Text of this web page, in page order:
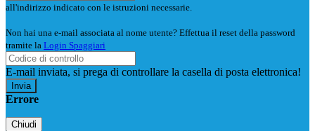
all'indirizzo indicato con le istruzioni necessarie.
Non hai una e-mail associata al nome utente? Effettua il reset della password
tramite la Login Spaggiari
E-mail inviata, si prega di controllare la casella di posta elettronica!
Errore
Chiudi